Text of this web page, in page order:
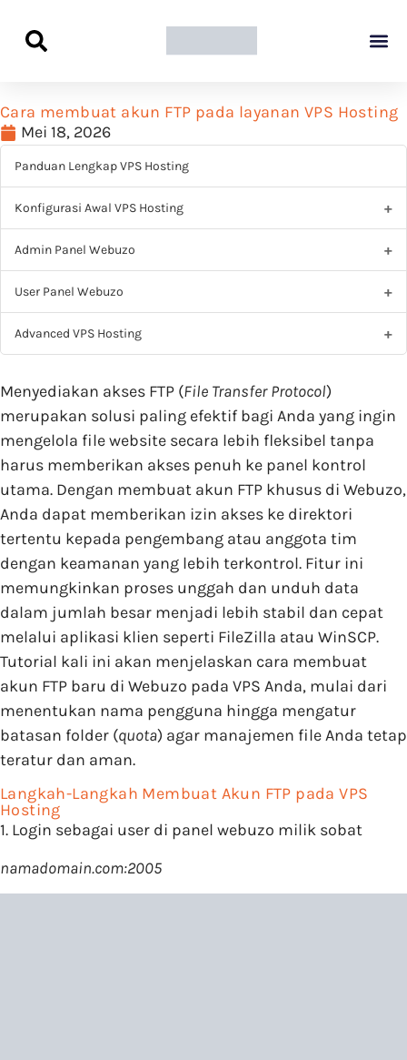
Cara membuat akun FTP pada layanan VPS Hosting
Mei 18, 2026
Panduan Lengkap VPS Hosting
Konfigurasi Awal VPS Hosting
Admin Panel Webuzo
User Panel Webuzo
Advanced VPS Hosting
Menyediakan akses FTP (File Transfer Protocol)
merupakan solusi paling efektif bagi Anda yang ingin
mengelola file website secara lebih fleksibel tanpa
harus memberikan akses penuh ke panel kontrol
utama. Dengan membuat akun FTP khusus di Webuzo,
Anda dapat memberikan izin akses ke direktori
tertentu kepada pengembang atau anggota tim
dengan keamanan yang lebih terkontrol. Fitur ini
memungkinkan proses unggah dan unduh data
dalam jumlah besar menjadi lebih stabil dan cepat
melalui aplikasi klien seperti FileZilla atau WinSCP.
Tutorial kali ini akan menjelaskan cara membuat
akun FTP baru di Webuzo pada VPS Anda, mulai dari
menentukan nama pengguna hingga mengatur
batasan folder (quota) agar manajemen file Anda tetap
teratur dan aman.
Langkah-Langkah Membuat Akun FTP pada VPS
Hosting
1. Login sebagai user di panel webuzo milik sobat
namadomain.com:2005